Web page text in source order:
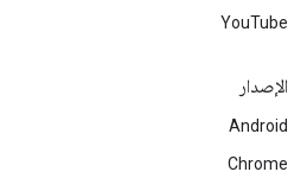
YouTube
الإصدار
Android
Chrome